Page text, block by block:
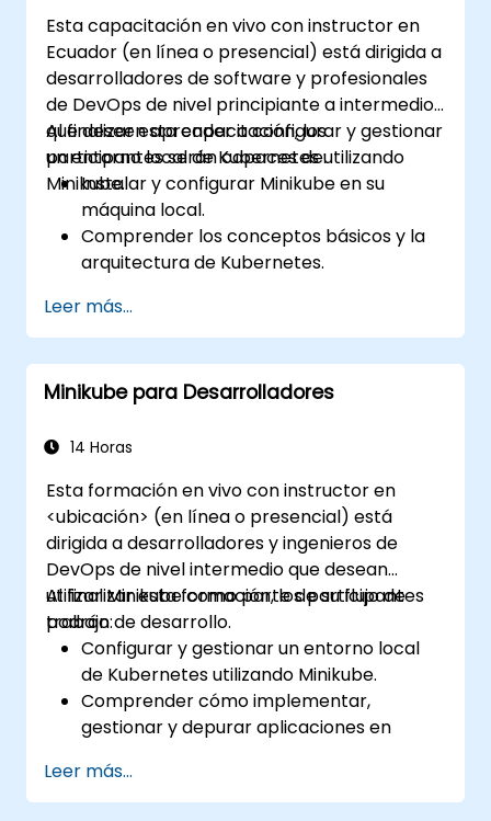
Esta capacitación en vivo con instructor en
Ecuador (en línea o presencial) está dirigida a
desarrolladores de software y profesionales
de DevOps de nivel principiante a intermedio
que deseen aprender a configurar y gestionar
un entorno local de Kubernetes utilizando
Minikube.
Al finalizar esta capacitación, los
participantes serán capaces de:
Instalar y configurar Minikube en su
máquina local.
Comprender los conceptos básicos y la
arquitectura de Kubernetes.
mediante kubectl y el panel de control de
Minikube.
Configurar soluciones de
almacenamiento persistente y redes
Utilizar Minikube para desarrollar, probar
Leer más...
Minikube para Desarrolladores
14 Horas
Esta formación en vivo con instructor en
<ubicación> (en línea o presencial) está
dirigida a desarrolladores y ingenieros de
DevOps de nivel intermedio que desean
utilizar Minikube como parte de su flujo de
trabajo de desarrollo.
Al finalizar esta formación, los participantes
podrán:
Configurar y gestionar un entorno local
de Kubernetes utilizando Minikube.
Comprender cómo implementar,
gestionar y depurar aplicaciones en
Integrar Minikube en sus pipelines de
integración y despliegue continuos.
Leer más...